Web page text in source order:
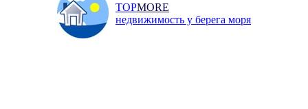
TOPMORE
недвижимость у берега моря